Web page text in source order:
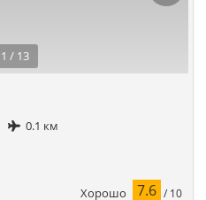
1 / 13
0.1 км
Хорошо 7.6 / 10